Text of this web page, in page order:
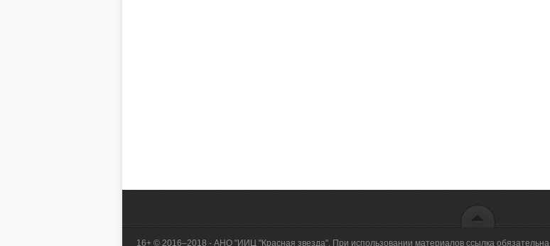
16+ © 2016–2018 - АНО "ИИЦ "Красная звезда". При использовании материалов ссылка обязательна